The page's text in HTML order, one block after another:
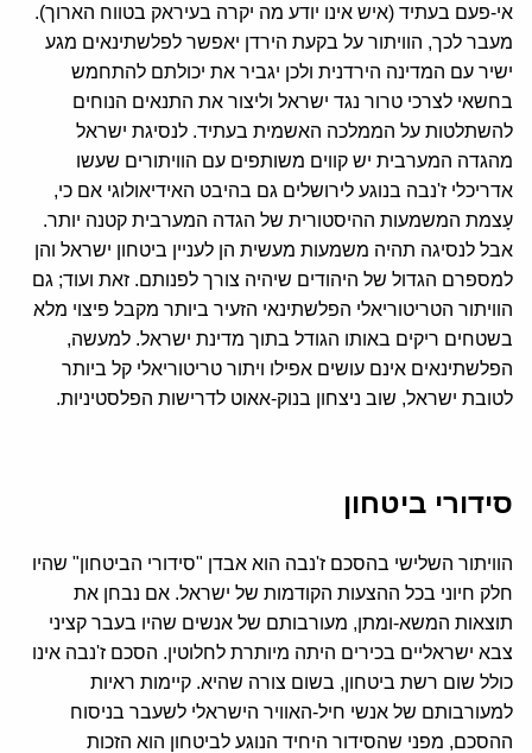
אי-פעם בעתיד (איש אינו יודע מה יקרה בעיראק בטווח הארוך).
מעבר לכך, הוויתור על בקעת הירדן יאפשר לפלשתינאים מגע
ישיר עם המדינה הירדנית ולכן יגביר את יכולתם להתחמש
בחשאי לצרכי טרור נגד ישראל וליצור את התנאים הנוחים
להשתלטות על הממלכה האשמית בעתיד. לנסיגת ישראל
מהגדה המערבית יש קווים משותפים עם הוויתורים שעשו
אדריכלי ז'נבה בנוגע לירושלים גם בהיבט האידיאולוגי אם כי,
עָצמת המשמעות ההיסטורית של הגדה המערבית קטנה יותר.
אבל לנסיגה תהיה משמעות מעשית הן לעניין ביטחון ישראל והן
למספרם הגדול של היהודים שיהיה צורך לפנותם. זאת ועוד; גם
הוויתור הטריטוריאלי הפלשתינאי הזעיר ביותר מקבל פיצוי מלא
בשטחים ריקים באותו הגודל בתוך מדינת ישראל. למעשה,
הפלשתינאים אינם עושים אפילו ויתור טריטוריאלי קל ביותר
לטובת ישראל, שוב ניצחון בנוק-אאוט לדרישות הפלסטיניות.
סידורי ביטחון
הוויתור השלישי בהסכם ז'נבה הוא אבדן "סידורי הביטחון" שהיו
חלק חיוני בכל ההצעות הקודמות של ישראל. אם נבחן את
תוצאות המשא-ומתן, מעורבותם של אנשים שהיו בעבר קציני
צבא ישראליים בכירים היתה מיותרת לחלוטין. הסכם ז'נבה אינו
כולל שום רשת ביטחון, בשום צורה שהיא. קיימות ראיות
למעורבותם של אנשי חיל-האוויר הישראלי לשעבר בניסוח
ההסכם, מפני שהסידור היחיד הנוגע לביטחון הוא הזכות